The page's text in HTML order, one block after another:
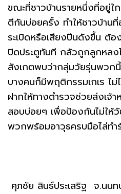
ขณะที่ชาวบ้านรายหนึ่งที่อยู่ใ
ตีกันบ่อยครั้ง ทำให้ชาวบ้าน
ระเบิดหรือเสียงปืนดังขึ้น ต้อ
ปิดประตูทันที กลัวถูกลูกหล
สังเกตพบว่ากลุ่มวัยรุ่นพวก
บางคนก็มีพฤติกรรมเกเร ไ
ฝากให้ทางตำรวจช่วยส่งเจ้
สอบบ่อยๆ เพื่อป้องกันไม่ให้
พวกพร้อมอาวุธครบมือไล่ทำ
ศุภชัย สินธ์ประเสริฐ จ.นนท